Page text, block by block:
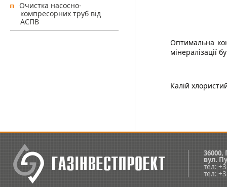
Очистка насосно-
компресорних труб від
АСПВ
Оптимальна
мінералізації
Калій
36000,
вул.
тел:
тел: